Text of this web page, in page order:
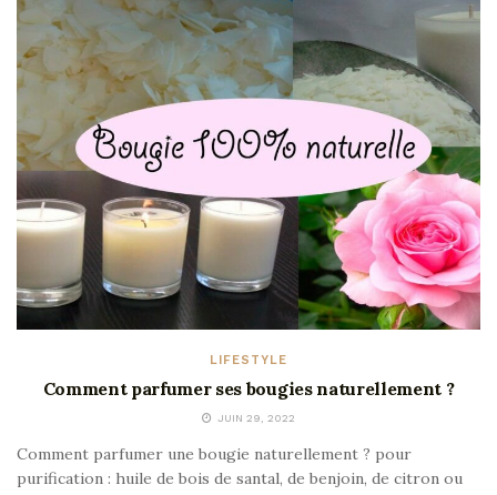
LIFESTYLE
Comment parfumer ses bougies naturellement ?
JUIN 29, 2022
Comment parfumer une bougie naturellement ? pour
purification : huile de bois de santal, de benjoin, de citron ou